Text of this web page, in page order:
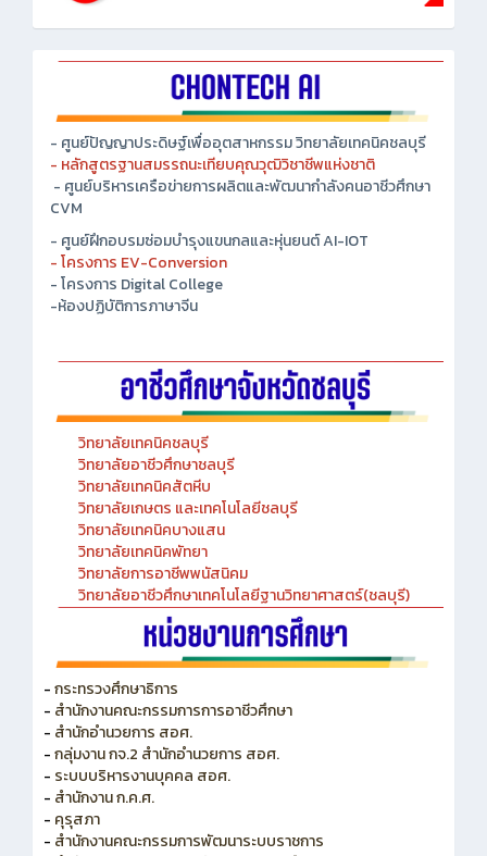
- ศูนย์ปัญญาประดิษฐ์เพื่ออุตสาหกรรม วิทยาลัยเทคนิคชลบุรี
- หลักสูตรฐานสมรรถนะเทียบคุณวุฒิวิชาชีพแห่งชาติ
- ศูนย์บริหารเครือข่ายการผลิตและพัฒนากำลังคนอาชีวศึกษา
CVM
- ศูนย์ฝึกอบรมซ่อมบำรุงแขนกลและหุ่นยนต์ AI-IOT
- โครงการ EV-Conversion
- โครงการ Digital College
วิทยาลัยเทคนิคชลบุรี
วิทยาลัยอาชีวศึกษาชลบุรี
วิทยาลัยเทคนิคสัตหีบ
วิทยาลัยเกษตร และเทคโนโลยีชลบุรี
วิทยาลัยเทคนิคบางแสน
วิทยาลัยเทคนิคพัทยา
วิทยาลัยการอาชีพพนัสนิคม
วิทยาลัยอาชีวศึกษาเทคโนโลยีฐานวิทยาศาสตร์(ชลบุรี)
- กระทรวงศึกษาธิการ
- สำนักงานคณะกรรมการการอาชีวศึกษา
- สำนักอำนวยการ สอศ.
- กลุ่มงาน กจ.2 สำนักอำนวยการ สอศ.
- ระบบบริหารงานบุคคล สอศ.
- สำนักงาน ก.ค.ศ.
- คุรุสภา